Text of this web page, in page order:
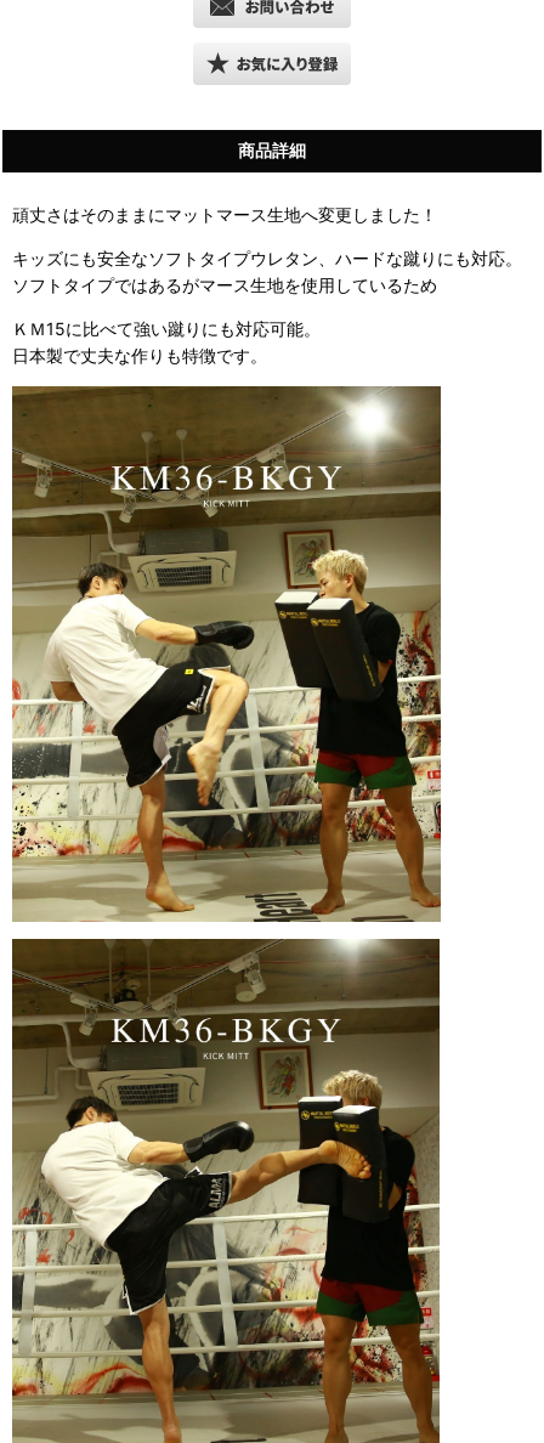
商品詳細
頑丈さはそのままにマットマース生地へ変更しました！
キッズにも安全なソフトタイプウレタン、ハードな蹴りにも対応。
ソフトタイプではあるがマース生地を使用しているため
ＫＭ15に比べて強い蹴りにも対応可能。
日本製で丈夫な作りも特徴です。